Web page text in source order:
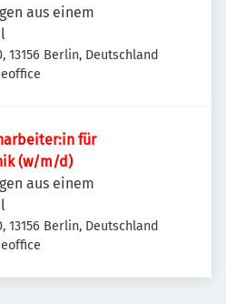
aus einem
13156 Berlin, Deutschland
für
(w/m/d)
aus einem
13156 Berlin, Deutschland